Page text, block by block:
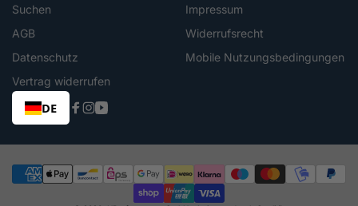
Suchen
Impressum
AGB
Widerrufsrecht
Datenschutz
Mobile Nutzungsbedingungen
Vertrag widerrufen
DE
Facebook
Instagram
YouTube
Zahlungsmethoden